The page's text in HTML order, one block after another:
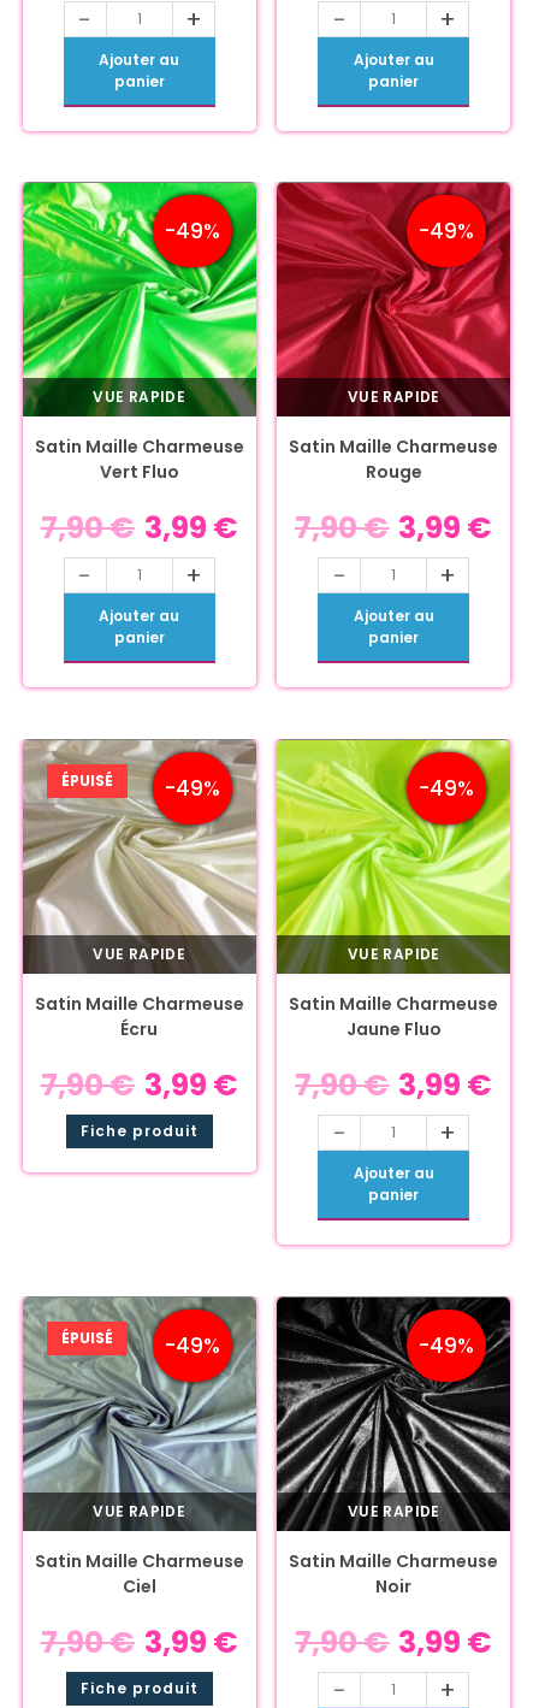
- +
Ajouter au
panier
- +
Ajouter au
panier
-49%
VUE RAPIDE
Satin Maille Charmeuse
Vert Fluo
7,90€ 3,99 €
- +
Ajouter au
panier
-49%
VUE RAPIDE
Satin Maille Charmeuse
Rouge
7,90€ 3,99 €
- +
Ajouter au
panier
-49%
ÉPUISÉ
VUE RAPIDE
Satin Maille Charmeuse
Écru
7,90€ 3,99 €
Fiche produit
-49%
VUE RAPIDE
Satin Maille Charmeuse
Jaune Fluo
7,90€ 3,99 €
- +
Ajouter au
panier
-49%
ÉPUISÉ
VUE RAPIDE
Satin Maille Charmeuse
Ciel
7,90€ 3,99 €
Fiche produit
-49%
VUE RAPIDE
Satin Maille Charmeuse
Noir
7,90€ 3,99 €
- +